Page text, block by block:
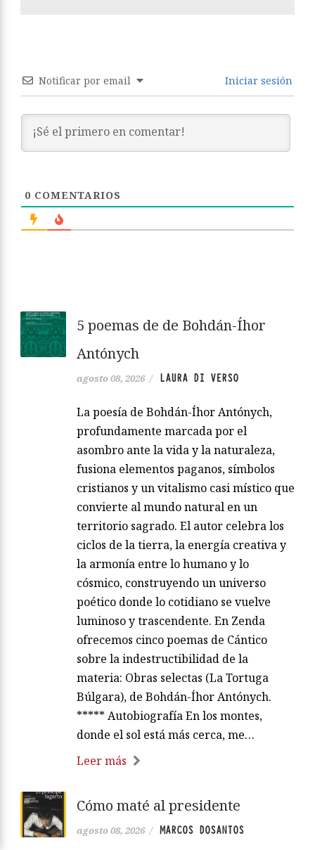
Notificar por email Iniciar sesión
0 COMENTARIOS
5 poemas de de Bohdán-Íhor
Antónych
agosto 08, 2026 / LAURA DI VERSO
La poesía de Bohdán-Íhor Antónych,
profundamente marcada por el
asombro ante la vida y la naturaleza,
fusiona elementos paganos, símbolos
cristianos y un vitalismo casi místico que
convierte al mundo natural en un
territorio sagrado. El autor celebra los
ciclos de la tierra, la energía creativa y
la armonía entre lo humano y lo
cósmico, construyendo un universo
poético donde lo cotidiano se vuelve
luminoso y trascendente. En Zenda
ofrecemos cinco poemas de Cántico
sobre la indestructibilidad de la
materia: Obras selectas (La Tortuga
Búlgara), de Bohdán-Íhor Antónych.
***** Autobiografía En los montes,
donde el sol está más cerca, me…
Leer más
Cómo maté al presidente
agosto 08, 2026 / MARCOS DOSANTOS